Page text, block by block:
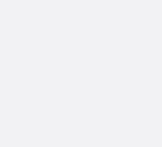
Montageschiene
Montageschiene